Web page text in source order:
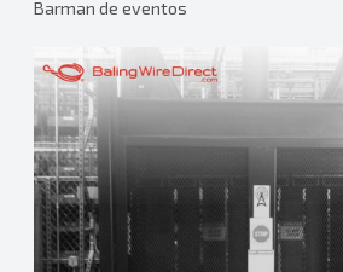
Barman de eventos